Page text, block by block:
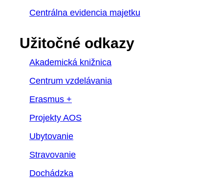
Centrálna evidencia majetku
Užitočné odkazy
Akademická knižnica
Centrum vzdelávania
Erasmus +
Projekty AOS
Ubytovanie
Stravovanie
Dochádzka